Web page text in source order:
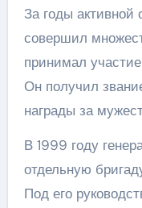
За годы
совершил
принимал
Он получил
награды за
В 1999 году
отдельную
Под его